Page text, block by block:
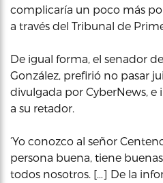
complicaría un poco más
a través del Tribunal de
De igual forma, el senador
González, prefirió no pasar
divulgada por CyberNews,
a su retador.
‘Yo conozco al señor
persona buena, tiene
todos nosotros. […] De la